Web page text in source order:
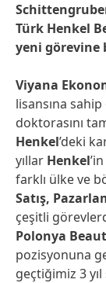
Türk Henkel
yeni görevine
Viyana
lisansına
doktorasını
Henkel’deki
yıllar Henkel’in
farklı ülke ve
Satış,
çeşitli
Polonya
pozisyonuna
geçtiğimiz 3